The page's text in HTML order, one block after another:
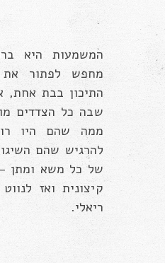
המשמעות היא
מחפש לפתור את
התיכון בבת אחת,
שבה כל הצדדים
ממה שהם היו
להרגיש שהם
של כל משא ומתן
קיצונית ואז
ריאלי.